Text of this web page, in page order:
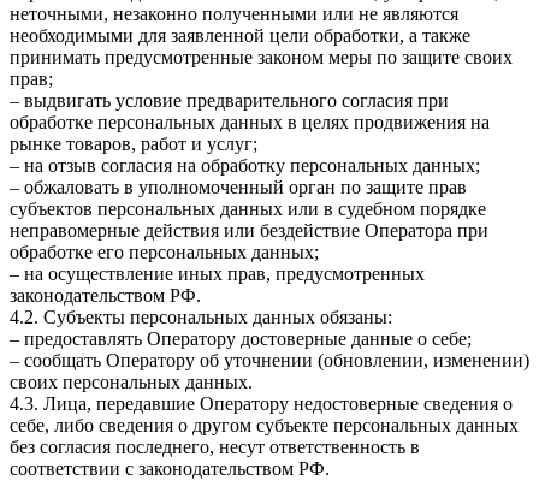
неточными, незаконно полученными или не являются
необходимыми для заявленной цели обработки, а также
принимать предусмотренные законом меры по защите своих
прав;
– выдвигать условие предварительного согласия при
обработке персональных данных в целях продвижения на
рынке товаров, работ и услуг;
– на отзыв согласия на обработку персональных данных;
– обжаловать в уполномоченный орган по защите прав
субъектов персональных данных или в судебном порядке
неправомерные действия или бездействие Оператора при
обработке его персональных данных;
– на осуществление иных прав, предусмотренных
законодательством РФ.
4.2. Субъекты персональных данных обязаны:
– предоставлять Оператору достоверные данные о себе;
– сообщать Оператору об уточнении (обновлении, изменении)
своих персональных данных.
4.3. Лица, передавшие Оператору недостоверные сведения о
себе, либо сведения о другом субъекте персональных данных
без согласия последнего, несут ответственность в
соответствии с законодательством РФ.